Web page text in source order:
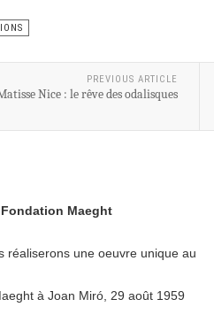
PREVIOUS ARTICLE
Nice : le rêve des odalisques
Fondation Maeght
réaliserons une oeuvre unique au
à Joan Miró, 29 août 1959